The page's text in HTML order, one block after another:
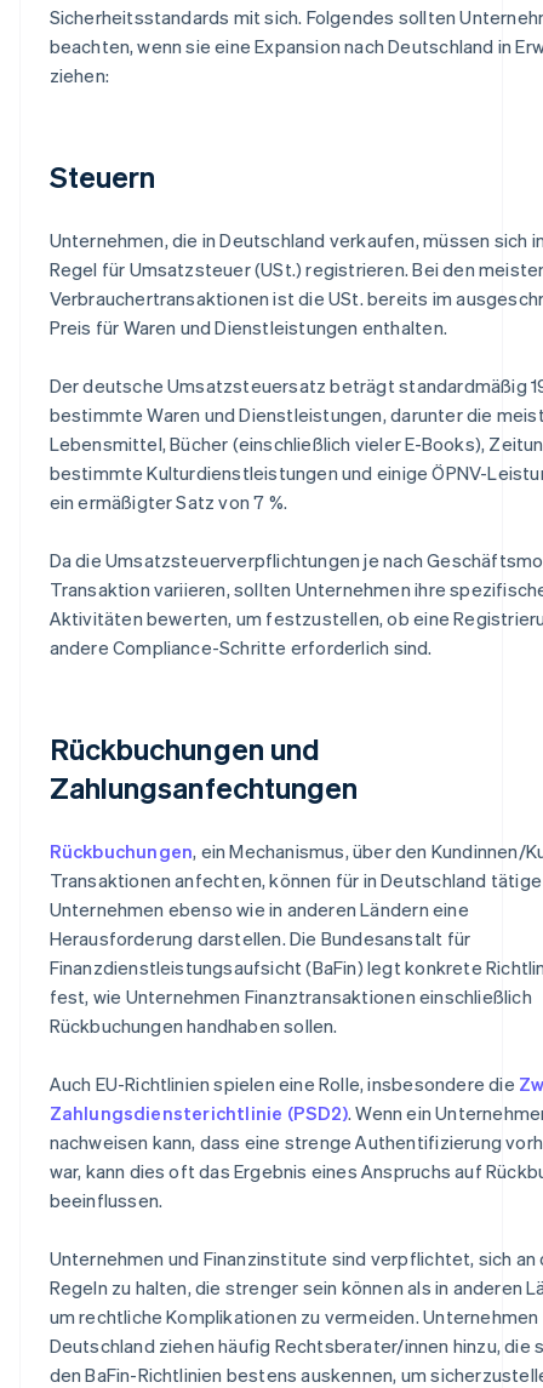
Sicherheitsstandards mit sich. Folgendes sollten
beachten, wenn sie eine Expansion nach Deutschland in
ziehen:
Steuern
Unternehmen, die in Deutschland verkaufen, müssen sich
Regel für Umsatzsteuer (USt.) registrieren. Bei den
Verbrauchertransaktionen ist die USt. bereits im
Preis für Waren und Dienstleistungen enthalten.
Der deutsche Umsatzsteuersatz beträgt standardmäßig
bestimmte Waren und Dienstleistungen, darunter die
Lebensmittel, Bücher (einschließlich vieler E-Books),
bestimmte Kulturdienstleistungen und einige ÖPNV-
ein ermäßigter Satz von 7 %.
Da die Umsatzsteuerverpflichtungen je nach
Transaktion variieren, sollten Unternehmen ihre
Aktivitäten bewerten, um festzustellen, ob eine
andere Compliance-Schritte erforderlich sind.
Rückbuchungen und
Zahlungsanfechtungen
Rückbuchungen, ein Mechanismus, über den Kundinnen/
Transaktionen anfechten, können für in Deutschland tätige
Unternehmen ebenso wie in anderen Ländern eine
Herausforderung darstellen. Die Bundesanstalt für
Finanzdienstleistungsaufsicht (BaFin) legt konkrete
fest, wie Unternehmen Finanztransaktionen einschließlich
Rückbuchungen handhaben sollen.
Auch EU-Richtlinien spielen eine Rolle, insbesondere die
Zahlungsdiensterichtlinie (PSD2). Wenn ein
nachweisen kann, dass eine strenge Authentifizierung
war, kann dies oft das Ergebnis eines Anspruchs auf
beeinflussen.
Unternehmen und Finanzinstitute sind verpflichtet, sich an
Regeln zu halten, die strenger sein können als in anderen
um rechtliche Komplikationen zu vermeiden. Unternehmen
Deutschland ziehen häufig Rechtsberater/innen hinzu, die
den BaFin-Richtlinien bestens auskennen, um